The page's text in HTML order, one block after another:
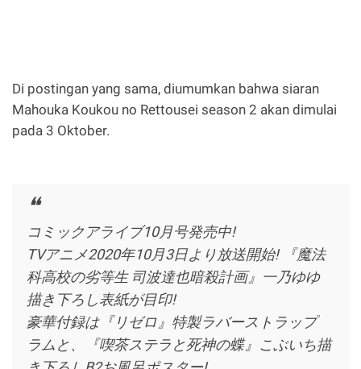
Di postingan yang sama, diumumkan bahwa siaran
Mahouka Koukou no Rettousei season 2 akan dimulai
pada 3 Oktober.
コミックアライブ10月号発売中!
TVアニメ2020年10月3日より放送開始! 『魔法
科高校の劣等生 司波達也暗殺計画』一乃ゆゆ
描き下ろし表紙が目印!
豪華付録は『リゼロ』特製ラバーストラップ
ラムと、『喫茶ステラと死神の蝶』こぶいち描